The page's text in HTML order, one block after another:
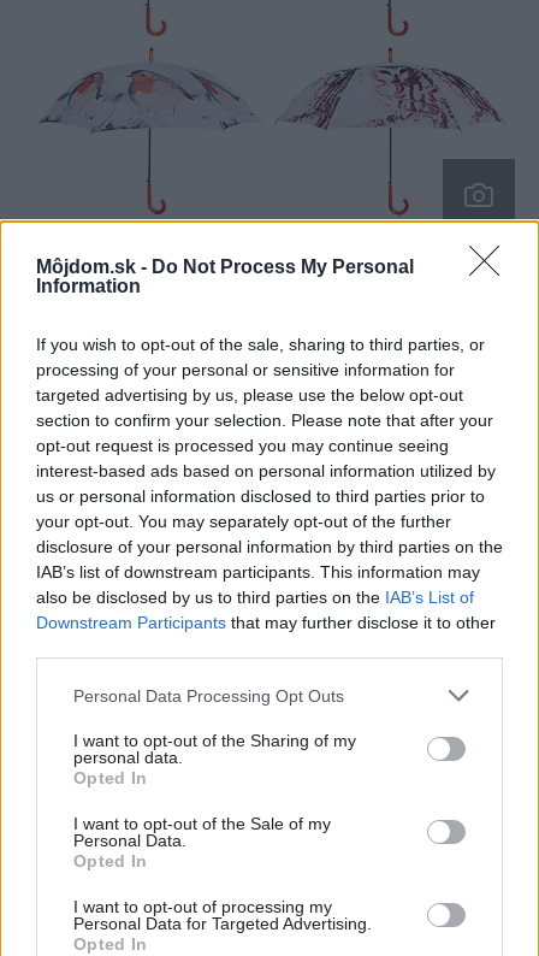
Môjdom.sk - Do Not Process My Personal
Information
If you wish to opt-out of the sale, sharing to third parties, or
processing of your personal or sensitive information for
targeted advertising by us, please use the below opt-out
section to confirm your selection. Please note that after your
opt-out request is processed you may continue seeing
interest-based ads based on personal information utilized by
us or personal information disclosed to third parties prior to
your opt-out. You may separately opt-out of the further
disclosure of your personal information by third parties on the
IAB’s list of downstream participants. This information may
also be disclosed by us to third parties on the IAB’s List of
Downstream Participants that may further disclose it to other
Please note that this website/app uses one or more Google
not limited to your visit or usage behaviour. You may click to
grant or deny consent to Google and its third-party tags to
use your data for below specified purposes in below Google
consent section.
Personal Data Processing Opt Outs
I want to opt-out of the Sharing of my
personal data.
Opted In
I want to opt-out of the Sale of my
Personal Data.
Opted In
I want to opt-out of processing my
Personal Data for Targeted Advertising.
Opted In
3x Dáždnik s lesným motívom
3x Dáždnik s lesným motívom
Jana Kotláriková, Trenčín
Marek Benda, Malacky
Jana Svičeková, Bratislava